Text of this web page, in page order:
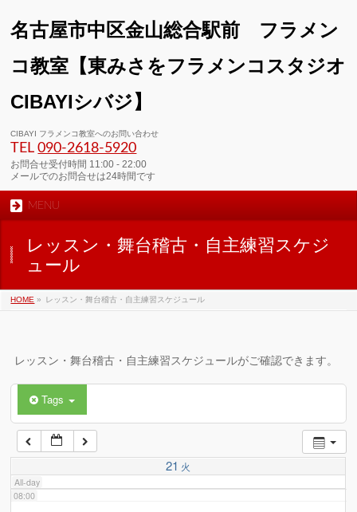
名古屋市中区金山総合駅前 フラメン
コ教室【東みさをフラメンコスタジオ
CIBAYIシバジ】
CIBAYI フラメンコ教室へのお問い合わせ
TEL090-2618‐5920
お問合せ受付時間 11:00 - 22:00
メールでのお問合せは24時間です
MENU
レッスン・舞台稽古・自主練習スケジ
ュール
HOME » レッスン・舞台稽古・自主練習スケジュール
レッスン・舞台稽古・自主練習スケジュールがご確認できます。
Tags
21 火
All-day
01:00
02:00
03:00
04:00
06:00
07:00
08:00